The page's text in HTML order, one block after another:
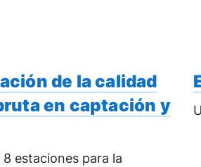
de la calidad
en captación y
estaciones para la